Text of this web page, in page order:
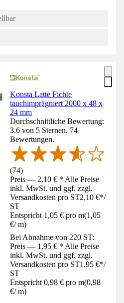
Konsta Latte Fichte
tauchimprägniert 2000 x 48 x
24 mm
Durchschnittliche Bewertung:
3.6 von 5 Sternen. 74
Bewertungen.
(74)
Preis — 2,10 € * Alle Preise
inkl. MwSt. und ggf. zzgl.
Versandkosten pro ST2,10 €*/
ST
Entspricht 1,05 € pro m(1,05
€/ m)
Bei Abnahme von 220 ST:
Preis — 1,95 € * Alle Preise
inkl. MwSt. und ggf. zzgl.
Versandkosten pro ST1,95 €*/
ST
Entspricht 0,98 € pro m(0,98
€/ m)